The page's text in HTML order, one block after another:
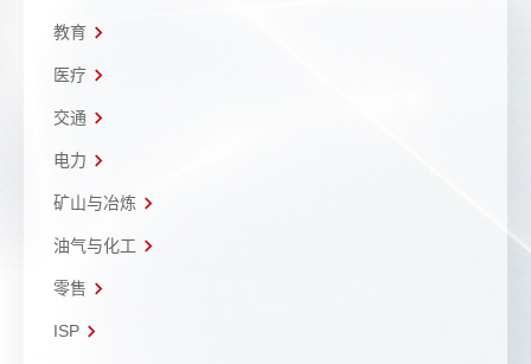
教育
医疗
交通
电力
矿山与冶炼
油气与化工
零售
ISP